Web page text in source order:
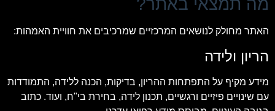
מה תמצאי באתר?
האתר מחולק לנושאים המרכזיים שמרכיבים את חוויית האמהות:
הריון ולידה
מידע מקיף על התפתחות ההריון, בדיקות, הכנה ללידה, התמודדות
עם שינויים פיזיים ורגשיים, תכנון לידה, בחירת בי"ח, ועוד. כתוב